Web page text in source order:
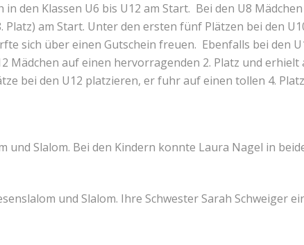
den Klassen U6 bis U12 am Start. Bei den U8
Platz) am Start. Unter den ersten fünf Plätzen bei den
sich über einen Gutschein freuen. Ebenfalls bei den
auf einen hervorragenden 2. Platz und erhielt
bei den U12 platzieren, er fuhr auf einen tollen 4.
Slalom. Bei den Kindern konnte Laura Nagel in
und Slalom. Ihre Schwester Sarah Schweiger